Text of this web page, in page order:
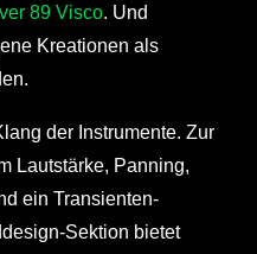
89 Visco. Und
Kreationen als
der Instrumente. Zur
Lautstärke, Panning,
ein Transienten-
Sektion bietet